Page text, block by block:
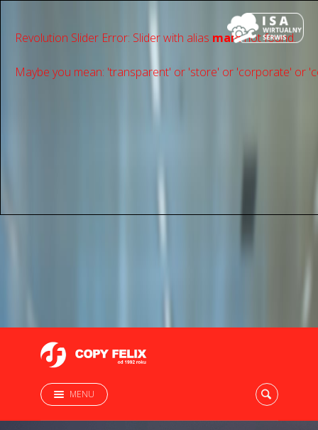
Revolution Slider Error: Slider with alias mainnot found.
Maybe you mean: 'transparent' or 'store' or 'сorporate' or
MENU